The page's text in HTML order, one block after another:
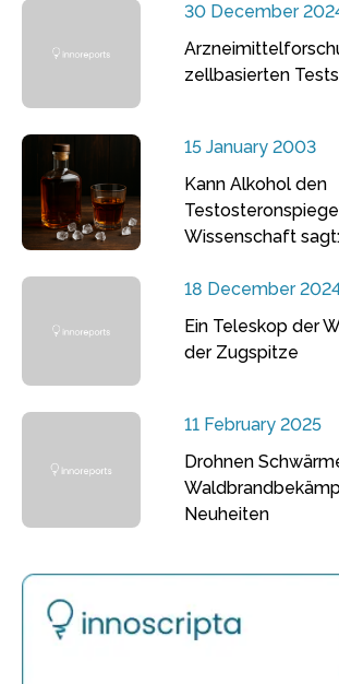
30 December
zellbasierten
15 January 2003
Kann Alkohol den
Wissenschaft
18 December
Ein Teleskop der
der Zugspitze
11 February 2025
Drohnen
Neuheiten